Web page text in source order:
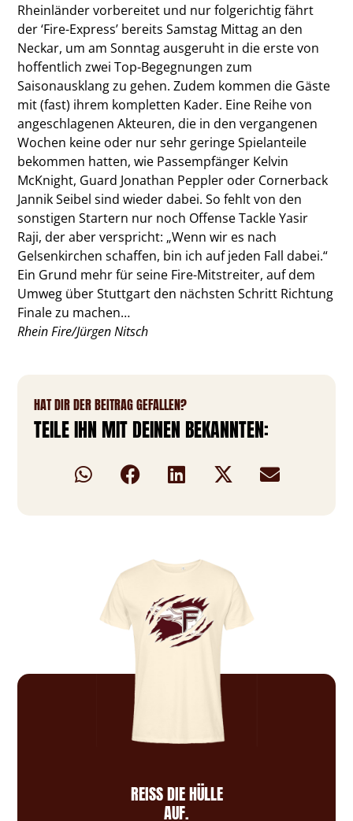
Rheinländer vorbereitet und nur folgerichtig fährt
der ‘Fire-Express’ bereits Samstag Mittag an den
Neckar, um am Sonntag ausgeruht in die erste von
hoffentlich zwei Top-Begegnungen zum
Saisonausklang zu gehen. Zudem kommen die Gäste
mit (fast) ihrem kompletten Kader. Eine Reihe von
angeschlagenen Akteuren, die in den vergangenen
Wochen keine oder nur sehr geringe Spielanteile
bekommen hatten, wie Passempfänger Kelvin
McKnight, Guard Jonathan Peppler oder Cornerback
Jannik Seibel sind wieder dabei. So fehlt von den
sonstigen Startern nur noch Offense Tackle Yasir
Raji, der aber verspricht: „Wenn wir es nach
Gelsenkirchen schaffen, bin ich auf jeden Fall dabei.“
Ein Grund mehr für seine Fire-Mitstreiter, auf dem
Umweg über Stuttgart den nächsten Schritt Richtung
Finale zu machen…
Rhein Fire/Jürgen Nitsch
HAT DIR DER BEITRAG GEFALLEN?
TEILE IHN MIT DEINEN BEKANNTEN:
REISS DIE HÜLLE A
UF.